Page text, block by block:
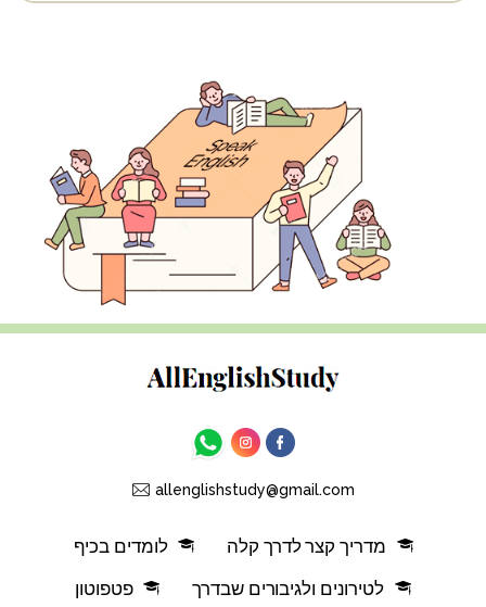
מדריך קצר לדרך קלה
לומדים בכיף
לטירונים ולגיבורים שבדרך
פטפוטון
allenglishstudy@gmail.com